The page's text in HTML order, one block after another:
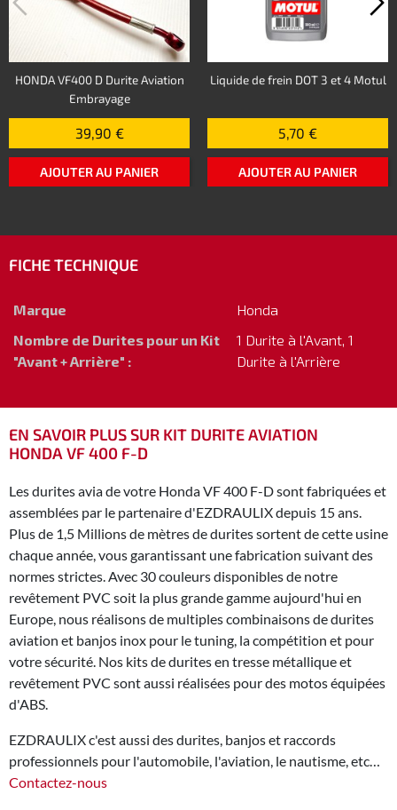
HONDA VF400 D Durite Aviation
Embrayage
39,90 €
AJOUTER AU PANIER
Liquide de frein DOT 3 et 4 Motul
5,70 €
AJOUTER AU PANIER
FICHE TECHNIQUE
Marque
Honda
Nombre de Durites pour un Kit
"Avant + Arrière" :
1 Durite à l'Avant, 1
Durite à l'Arrière
EN SAVOIR PLUS SUR KIT DURITE AVIATION
HONDA VF 400 F-D
Les durites avia de votre Honda VF 400 F-D sont fabriquées et
assemblées par le partenaire d'EZDRAULIX depuis 15 ans.
Plus de 1,5 Millions de mètres de durites sortent de cette usine
chaque année, vous garantissant une fabrication suivant des
normes strictes. Avec 30 couleurs disponibles de notre
revêtement PVC soit la plus grande gamme aujourd'hui en
Europe, nous réalisons de multiples combinaisons de durites
aviation et banjos inox pour le tuning, la compétition et pour
votre sécurité. Nos kits de durites en tresse métallique et
revêtement PVC sont aussi réalisées pour des motos équipées
d'ABS.
EZDRAULIX c'est aussi des durites, banjos et raccords
professionnels pour l'automobile, l'aviation, le nautisme, etc…
Contactez-nous